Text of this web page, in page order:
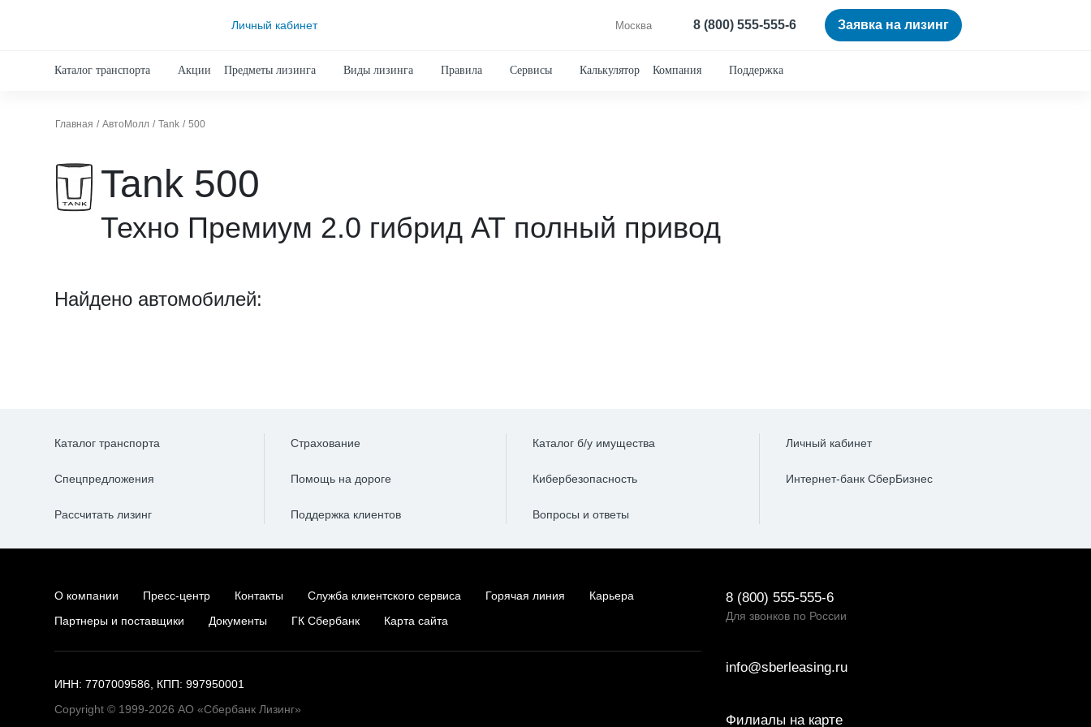
Личный кабинет Москва 8 (800) 555-555-6 Заявка на лизинг
Каталог транспорта Акции Предметы лизинга Виды лизинга Правила Сервисы Калькулятор Компания Поддержка
Главная АвтоМолл Tank 500
Tank 500
Техно Премиум 2.0 гибрид АТ полный привод
Найдено автомобилей:
Каталог транспорта
Спецпредложения
Рассчитать лизинг
Страхование
Помощь на дороге
Поддержка клиентов
Каталог б/у имущества
Кибербезопасность
Вопросы и ответы
Личный кабинет
Интернет-банк СберБизнес
О компании Пресс-центр Контакты Служба клиентского сервиса Горячая линия
Карьера
Партнеры и поставщики
Документы ГК Сбербанк Карта сайта
ИНН: 7707009586, КПП: 997950001
Copyright © 1999-2026 АО «Сбербанк Лизинг»
8 (800) 555-555-6
Для звонков по России
info@sberleasing.ru
Филиалы на карте